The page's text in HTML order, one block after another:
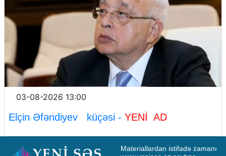
03-08-2026 13:00
Elçin Əfəndiyev küçəsi - YENİ AD
Materiallardan istifadə zamanı